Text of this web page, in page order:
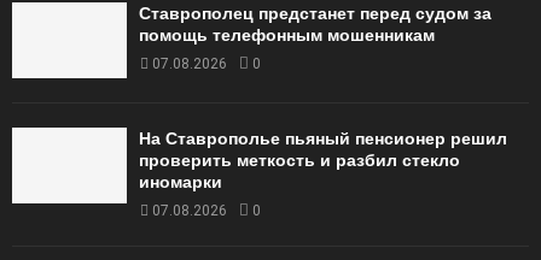
Ставрополец предстанет перед судом за
помощь телефонным мошенникам
07.08.2026 0
На Ставрополье пьяный пенсионер решил
проверить меткость и разбил стекло
иномарки
07.08.2026 0